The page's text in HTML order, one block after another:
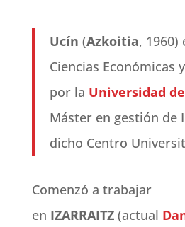
Ucín (Azkoitia, 1960)
Ciencias Económicas
por la Universidad
Máster en gestión de
dicho Centro
Comenzó a trabajar
en IZARRAITZ(actual